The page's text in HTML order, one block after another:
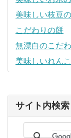
美味しい枝豆
こだわりの餅
無漂白のこだ
美味しいれん
サイト内検索